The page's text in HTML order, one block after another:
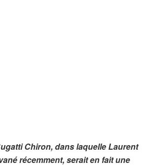
Chiron, dans laquelle Laurent
récemment, serait en fait une